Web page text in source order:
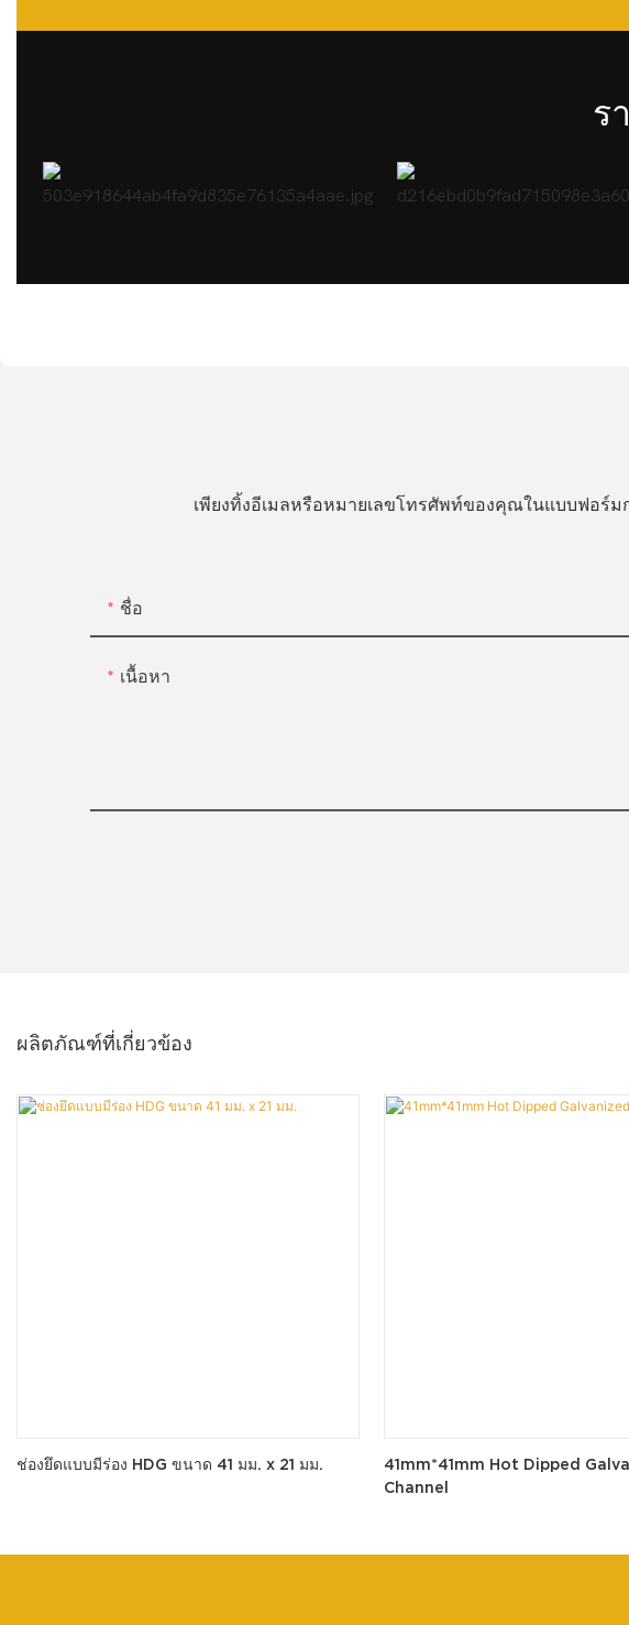
ร
เพียงทิ้งอีเมลหรือหมายเลขโทรศัพท์ของคุณในแบบฟอร์ม
ชื่อ
เนื้อหา
ผลิตภัณฑ์ที่เกี่ยวข้อง
ช่องยึดแบบมีร่อง HDG ขนาด 41 มม. x 21 มม.
41mm*41mm Hot Dipped
Channel